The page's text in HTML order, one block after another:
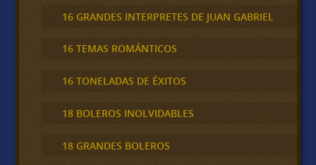
16 GRANDES INTERPRETES DE JUAN GABRIEL
16 TEMAS ROMÁNTICOS
16 TONELADAS DE ÉXITOS
18 BOLEROS INOLVIDABLES
18 GRANDES BOLEROS